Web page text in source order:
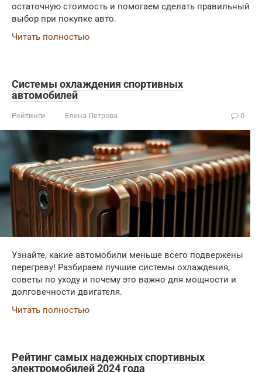
остаточную стоимость и помогаем сделать правильный
выбор при покупке авто.
Читать полностью
Системы охлаждения спортивных
автомобилей
Рейтинги Елена Петрова 0
Узнайте, какие автомобили меньше всего подвержены
перегреву! Разбираем лучшие системы охлаждения,
советы по уходу и почему это важно для мощности и
долговечности двигателя.
Читать полностью
Рейтинг самых надежных спортивных
электромобилей 2024 года